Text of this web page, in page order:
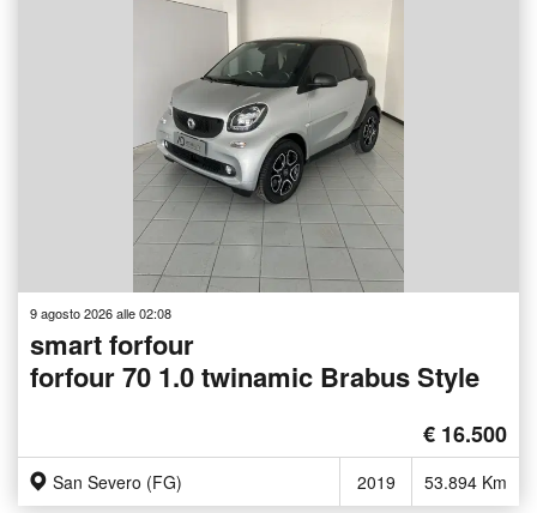
9 agosto 2026 alle 02:08
smart forfour
forfour 70 1.0 twinamic Brabus Style
€ 16.500
San Severo (FG) 2019 53.894 Km